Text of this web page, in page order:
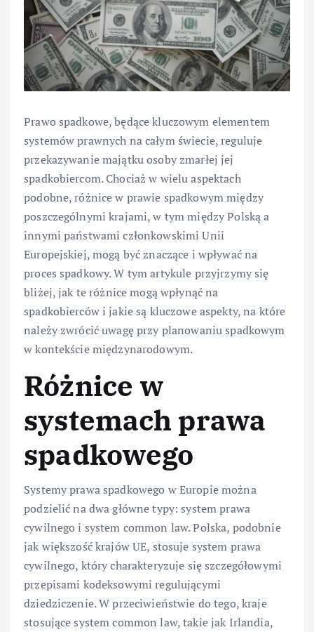
Prawo spadkowe, będące kluczowym elementem
systemów prawnych na całym świecie, reguluje
przekazywanie majątku osoby zmarłej jej
spadkobiercom. Chociaż w wielu aspektach
podobne, różnice w prawie spadkowym między
poszczególnymi krajami, w tym między Polską a
innymi państwami członkowskimi Unii
Europejskiej, mogą być znaczące i wpływać na
proces spadkowy. W tym artykule przyjrzymy się
bliżej, jak te różnice mogą wpłynąć na
spadkobierców i jakie są kluczowe aspekty, na które
należy zwrócić uwagę przy planowaniu spadkowym
w kontekście międzynarodowym.
Różnice w
systemach prawa
spadkowego
Systemy prawa spadkowego w Europie można
podzielić na dwa główne typy: system prawa
cywilnego i system common law. Polska, podobnie
jak większość krajów UE, stosuje system prawa
cywilnego, który charakteryzuje się szczegółowymi
przepisami kodeksowymi regulującymi
dziedziczenie. W przeciwieństwie do tego, kraje
stosujące system common law, takie jak Irlandia,